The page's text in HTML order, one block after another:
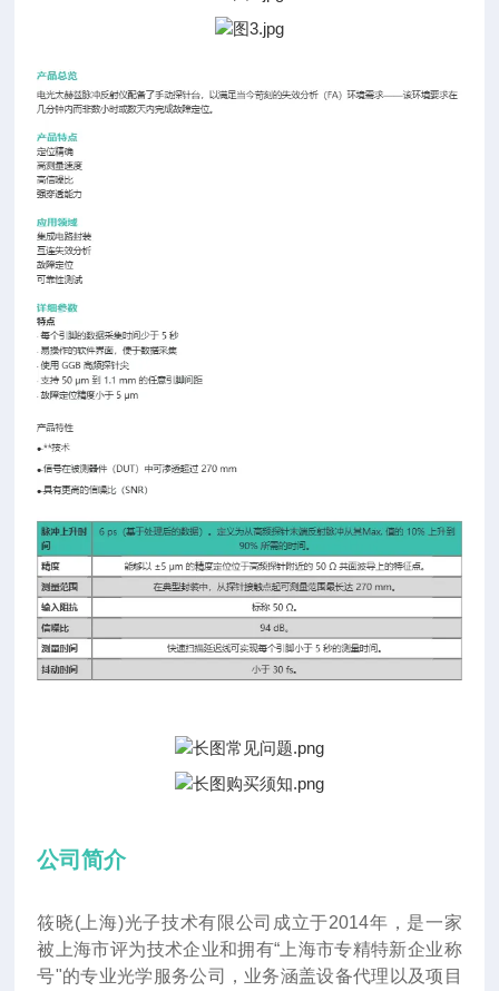
公司简介
筱晓(上海)光子技术有限公司成立于2014年 ， 是一家
被上海市评为技术企业和拥有“上海市专精特新企业称
号"的专业光学服务公司，业务涵盖设备代理以及项目